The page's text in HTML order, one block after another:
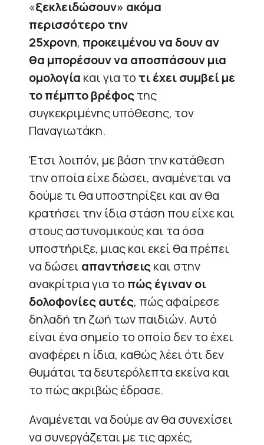
«ξεκλειδώσουν» ακόμα
περισσότερο την
25χρονη, προκειμένου να δουν αν
θα μπορέσουν να αποσπάσουν μια
ομολογία και για το τι έχει συμβεί με
το πέμπτο βρέφοςτης
συγκεκριμένης υπόθεσης, τον
Παναγιωτάκη.
Έτσι λοιπόν, με βάση την κατάθεση
την οποία είχε δώσει, αναμένεται να
δούμε τι θα υποστηρίξει και αν θα
κρατήσει την ίδια στάση που είχε και
στους αστυνομικούς και τα όσα
υποστήριξε, μιας και εκεί θα πρέπει
να δώσει απαντήσειςκαι στην
ανακρίτρια για το πώς έγιναν οι
δολοφονίες αυτές, πώς αφαίρεσε
δηλαδή τη ζωή των παιδιών. Αυτό
είναι ένα σημείο το οποίο δεν το έχει
αναφέρει η ίδια, καθώς λέει ότι δεν
θυμάται τα δευτερόλεπτα εκείνα και
το πώς ακριβώς έδρασε.
Αναμένεται να δούμε αν θα συνεχίσει
να συνεργάζεται με τις αρχές,